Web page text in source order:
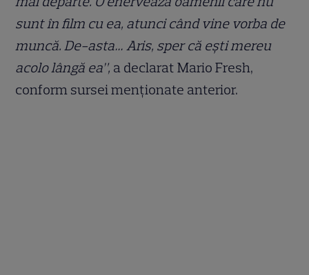
sunt în film cu ea, atunci când vine vorba de
muncă. De-asta… Aris, sper că ești mereu
acolo lângă ea”, a declarat Mario Fresh,
conform sursei menționate anterior.